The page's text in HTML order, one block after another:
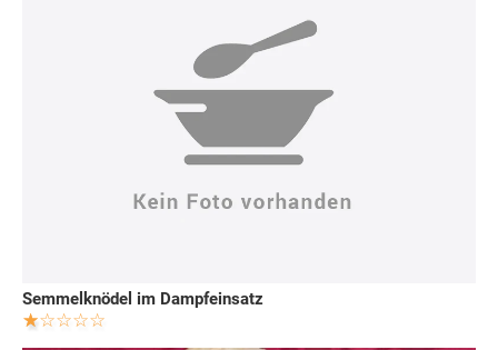
Semmelknödel im Dampfeinsatz